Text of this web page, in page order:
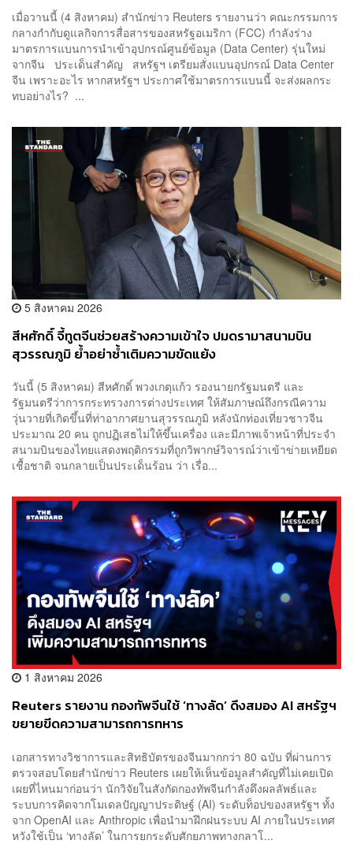
เมื่อวานนี้ (4 สิงหาคม) สำนักข่าว Reuters รายงานว่า คณะกรรมการ
กลางกำกับดูแลกิจการสื่อสารของสหรัฐอเมริกา (FCC) กำลังร่าง
มาตรการแบนการนำเข้าอุปกรณ์ศูนย์ข้อมูล (Data Center) รุ่นใหม่
จากจีน ประเด็นสำคัญ สหรัฐฯ เตรียมสั่งแบนอุปกรณ์ Data Center
จีน เพราะอะไร หากสหรัฐฯ ประกาศใช้มาตรการแบนนี้ จะส่งผลกระ
ทบอย่างไร? ...
5 สิงหาคม 2026
สีหศักดิ์ จี้ทูตจีนช่วยสร้างความเข้าใจ ปมดรามาสนามบิน
สุวรรณภูมิ ย้ำอย่าซ้ำเติมความขัดแย้ง
วันนี้ (5 สิงหาคม) สีหศักดิ์ พวงเกตุแก้ว รองนายกรัฐมนตรี และ
รัฐมนตรีว่าการกระทรวงการต่างประเทศ ให้สัมภาษณ์ถึงกรณีความ
วุ่นวายที่เกิดขึ้นที่ท่าอากาศยานสุวรรณภูมิ หลังนักท่องเที่ยวชาวจีน
ประมาณ 20 คน ถูกปฏิเสธไม่ให้ขึ้นเครื่อง และมีภาพเจ้าหน้าที่ประจำ
สนามบินของไทยแสดงพฤติกรรมที่ถูกวิพากษ์วิจารณ์ว่าเข้าข่ายเหยียด
เชื้อชาติ จนกลายเป็นประเด็นร้อน ว่า เรื่อ...
1 สิงหาคม 2026
Reuters รายงาน กองทัพจีนใช้ ‘ทางลัด’ ดึงสมอง AI สหรัฐฯ
ขยายขีดความสามารถการทหาร
เอกสารทางวิชาการและสิทธิบัตรของจีนมากกว่า 80 ฉบับ ที่ผ่านการ
ตรวจสอบโดยสำนักข่าว Reuters เผยให้เห็นข้อมูลสำคัญที่ไม่เคยเปิด
เผยที่ไหนมาก่อนว่า นักวิจัยในสังกัดกองทัพจีนกำลังดึงผลลัพธ์และ
ระบบการคิดจากโมเดลปัญญาประดิษฐ์ (AI) ระดับท็อปของสหรัฐฯ ทั้ง
จาก OpenAI และ Anthropic เพื่อนำมาฝึกฝนระบบ AI ภายในประเทศ
หวังใช้เป็น ‘ทางลัด’ ในการยกระดับศักยภาพทางกลาโ...